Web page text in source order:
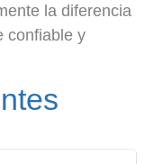
la diferencia
confiable y